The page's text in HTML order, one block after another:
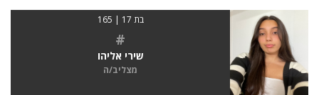
בת 17 | 165
#
שירי אליהו
מצליב/ה